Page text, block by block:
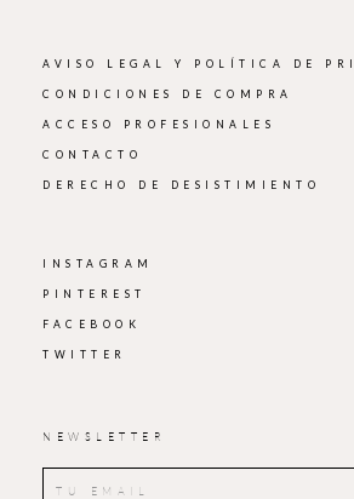
AVISO LEGAL Y POLÍTICA DE
CONDICIONES DE COMPRA
ACCESO PROFESIONALES
CONTACTO
DERECHO DE DESISTIMIENTO
INSTAGRAM
PINTEREST
FACEBOOK
TWITTER
NEWSLETTER